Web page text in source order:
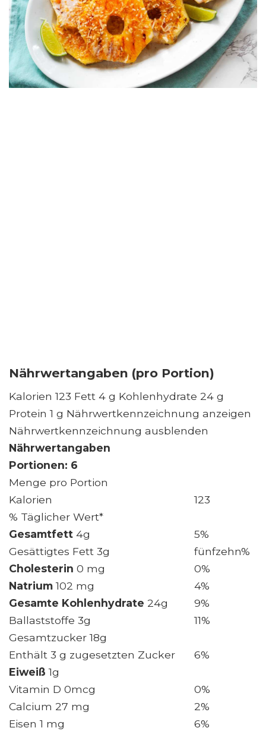
Nährwertangaben (pro Portion)
Kalorien 123 Fett 4 g Kohlenhydrate 24 g
Protein 1 g Nährwertkennzeichnung anzeigen
Nährwertkennzeichnung ausblenden
Nährwertangaben
Portionen: 6
Menge pro Portion
Kalorien
123
% Täglicher Wert*
Gesamtfett 4g
5%
Gesättigtes Fett 3g
fünfzehn%
Cholesterin 0 mg
0%
Natrium102 mg
4%
Gesamte Kohlenhydrate 24g
9%
Ballaststoffe 3g
11%
Gesamtzucker 18g
Enthält 3 g zugesetzten Zucker
6%
Eiweiß 1g
Vitamin D 0mcg
0%
Calcium 27 mg
2%
Eisen 1 mg
6%